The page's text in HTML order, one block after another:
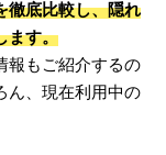
徹底比較し、隠れ
ます。
報もご紹介するの
ん、現在利用中の